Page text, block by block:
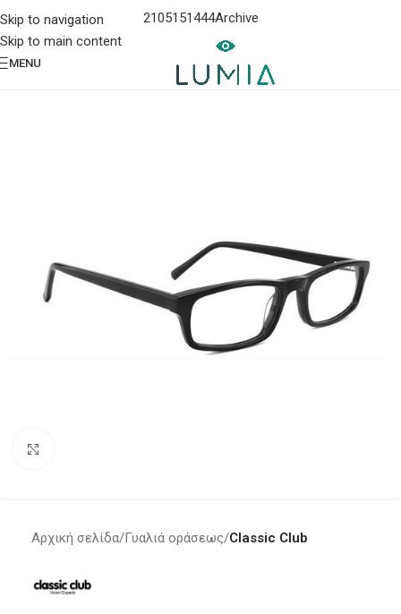
Skip to navigation
Skip to main content
2105151444Archive
MENU
Αρχική σελίδα Γυαλιά οράσεως Classic Club